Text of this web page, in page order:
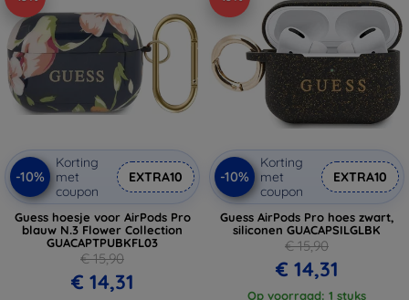
-10%
Korting
met
coupon
EXTRA10
Guess hoesje voor AirPods Pro
blauw N.3 Flower Collection
GUACAPTPUBKFL03
€ 15,90
€ 14,31
-10%
Korting
met
coupon
EXTRA10
Guess AirPods Pro hoes zwart,
siliconen GUACAPSILGLBK
€ 15,90
€ 14,31
Op voorraad: 1 stuks